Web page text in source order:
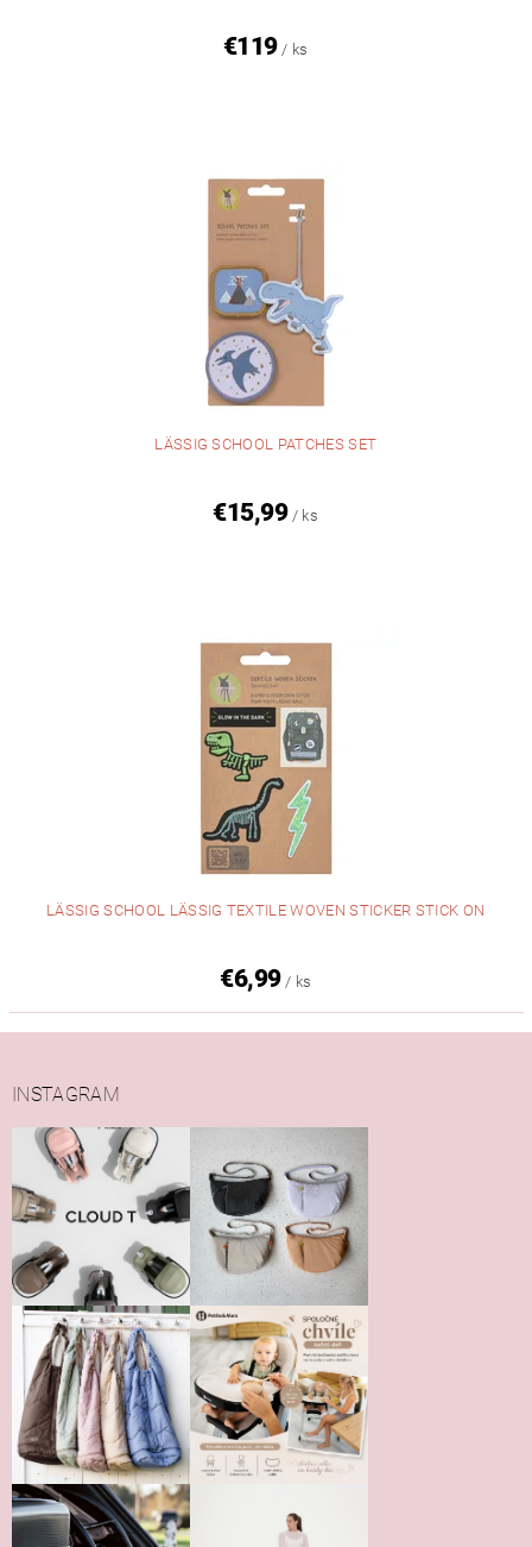
€119 / ks
LÄSSIG SCHOOL PATCHES SET
€15,99 / ks
LÄSSIG SCHOOL LÄSSIG TEXTILE WOVEN STICKER STICK ON
€6,99 / ks
INSTAGRAM